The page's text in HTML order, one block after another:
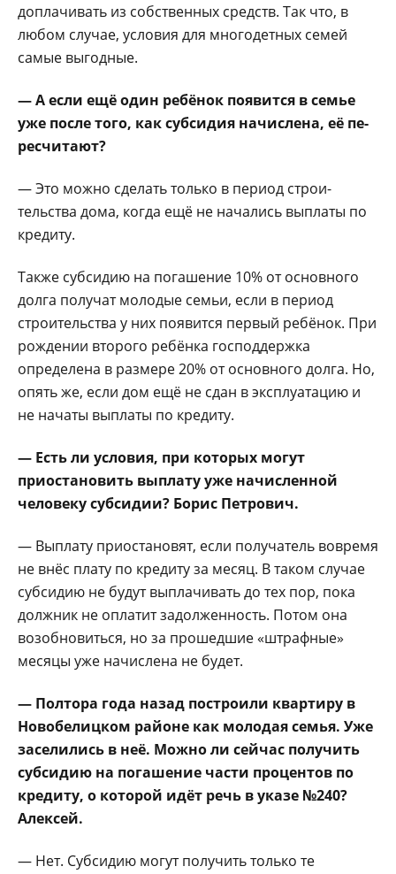
доплачивать из собствен­ных средств. Так что, в
любом случае, условия для многодетных семей
самые выгодные.
— А если ещё один ре­бёнок появится в семье
уже после того, как суб­сидия начислена, её пе­
ресчитают?
— Это можно сделать только в период строи­
тельства дома, когда ещё не начались выплаты по
кредиту.
Также субсидию на по­гашение 10% от основно­го
долга получат моло­дые семьи, если в период
строительства у них по­явится первый ребёнок. При
рождении второго ребёнка господдержка
определена в размере 20% от основного долга. Но,
опять же, если дом ещё не сдан в эксплуата­цию и
не начаты выпла­ты по кредиту.
— Есть ли условия, при которых могут
приостановить выплату уже начисленной
чело­веку субсидии? Борис Петрович.
— Выплату приоста­новят, если получатель вовремя
не внёс плату по кредиту за месяц. В таком случае
субсидию не будут выплачивать до тех пор, пока
должник не оплатит задолжен­ность. Потом она
воз­обновиться, но за про­шедшие «штрафные»
месяцы уже начислена не будет.
— Полтора года на­зад построили квартиру в
Новобелиц­ком районе как молодая семья. Уже
заселились в неё. Можно ли сейчас получить
субсидию на погашение части про­центов по
кредиту, о ко­торой идёт речь в указе №240?
Алексей.
— Нет. Субсидию мо­гут получить только те